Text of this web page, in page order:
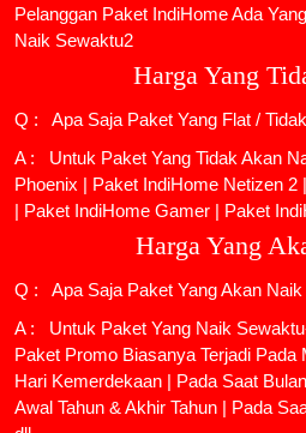
Pelanggan Paket IndiHome Ada
Naik Sewaktu2
Harga Yang
Q : Apa Saja Paket Yang Flat /
A : Untuk Paket Yang Tidak Akan
Phoenix | Paket IndiHome Netizen 2 |
| Paket IndiHome Gamer | Paket
Harga Yang
Q : Apa Saja Paket Yang Akan
A : Untuk Paket Yang Naik
Paket Promo Biasanya Terjadi Pada
Hari Kemerdekaan | Pada Saat
Awal Tahun & Akhir Tahun | Pada